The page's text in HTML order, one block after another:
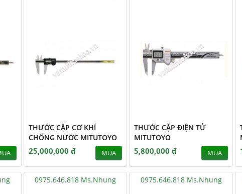
THƯỚC CẶP CƠ KHÍ
CHỐNG NƯỚC MITUTOYO
25,000,000 đ MUA
THƯỚC CẶP ĐIỆN TỬ
MITUTOYO
5,800,000 đ MUA
0975.646.818 Ms.Nhung 0975.646.818 Ms.Nhung